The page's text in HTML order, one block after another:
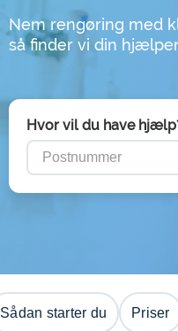
Nem rengøring med
så finder vi din
Hvor vil du have
Sådan starter du Priser